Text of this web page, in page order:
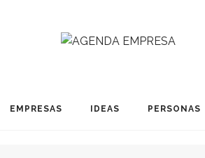
EMPRESAS IDEAS PERSONAS